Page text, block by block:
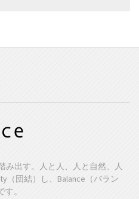
み出す。人と人、人と自然、人
（団結）し、Balance（バラン
。